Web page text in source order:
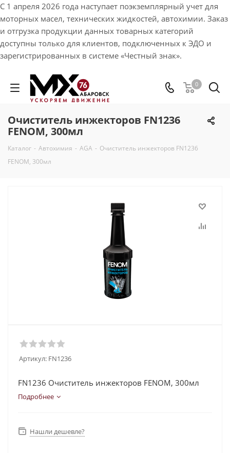
С 1 апреля 2026 года наступает поэкземплярный учет для
моторных масел, технических жидкостей, автохимии. Заказ
и отгрузка продукции данных товарных категорий
доступны только для клиентов, подключенных к ЭДО и
зарегистрированных в системе «Честный знак».
0
Очиститель инжекторов FN1236
FENOM, 300мл
Каталог - Автохимия - AGA - Очиститель инжекторов FN1236
FENOM, 300мл
Артикул: FN1236
FN1236 Очиститель инжекторов FENOM, 300мл
Подробнее
Нашли дешевле?